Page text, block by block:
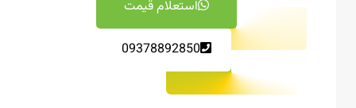
استعلام قیمت
09378892850